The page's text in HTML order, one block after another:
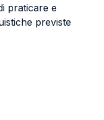
praticare e
previste